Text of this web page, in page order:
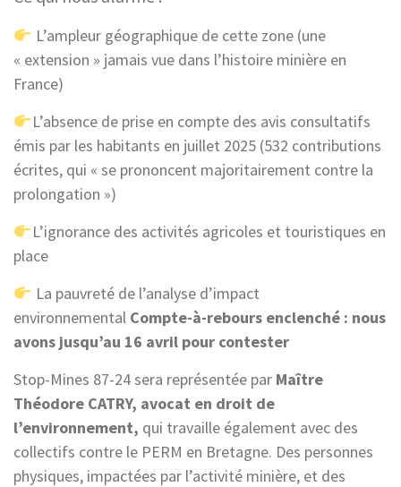
L’ampleur géographique de cette zone (une
« extension » jamais vue dans l’histoire minière en
France)
L’absence de prise en compte des avis consultatifs
émis par les habitants en juillet 2025 (532 contributions
écrites, qui « se prononcent majoritairement contre la
prolongation »)
L’ignorance des activités agricoles et touristiques en
place
La pauvreté de l’analyse d’impact
environnemental Compte-à-rebours enclenché : nous
avons jusqu’au 16 avril pour contester
Stop-Mines 87-24 sera représentée par Maître
Théodore CATRY, avocat en droit de
l’environnement, qui travaille également avec des
collectifs contre le PERM en Bretagne. Des personnes
physiques, impactées par l’activité minière, et des